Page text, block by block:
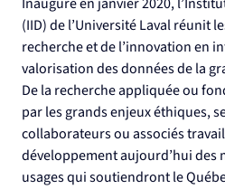
(IID) de l’Université Laval réunit
recherche et de l’innovation en
valorisation des données de la
De la recherche appliquée ou
par les grands enjeux éthiques,
collaborateurs ou associés
développement aujourd’hui des
usages qui soutiendront le